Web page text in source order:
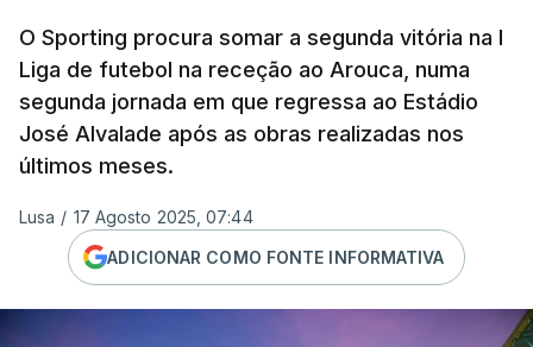
O Sporting procura somar a segunda vitória na I
Liga de futebol na receção ao Arouca, numa
segunda jornada em que regressa ao Estádio
José Alvalade após as obras realizadas nos
últimos meses.
Lusa / 17 Agosto 2025, 07:44
ADICIONAR COMO FONTE INFORMATIVA